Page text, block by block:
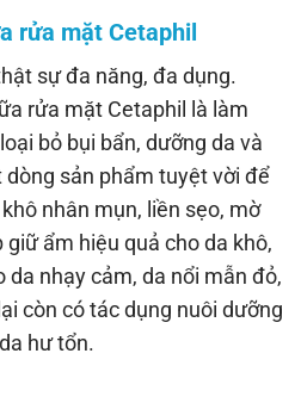
rửa mặt Cetaphil
sự đa năng, đa dụng.
rửa mặt Cetaphil là làm
bỏ bụi bẩn, dưỡng da và
sản phẩm tuyệt vời để
nhân mụn, liền sẹo, mờ
ẩm hiệu quả cho da khô,
da nhạy cảm, da nổi mẫn đỏ,
còn có tác dụng nuôi dưỡng
hư tổn.